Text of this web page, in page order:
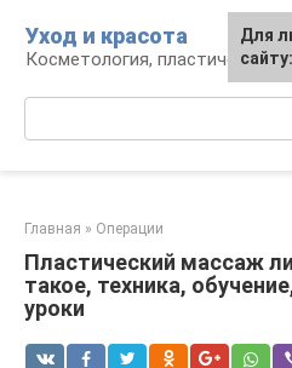
контенту
Уход и красота
Косметология, пластическая
Главная » Операции
Пластический массаж
такое, техника,
уроки
Для